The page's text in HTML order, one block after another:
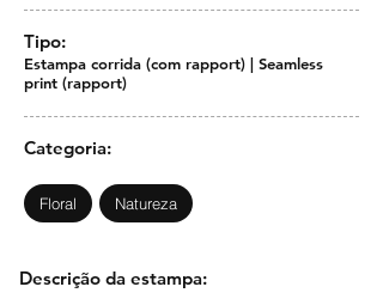
Tipo:
Estampa corrida (com rapport) | Seamless
print (rapport)
Categoria:
Floral Natureza
Descrição da estampa: